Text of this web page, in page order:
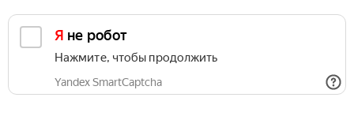
Я не робот
Нажмите, чтобы продолжить
Yandex SmartCaptcha